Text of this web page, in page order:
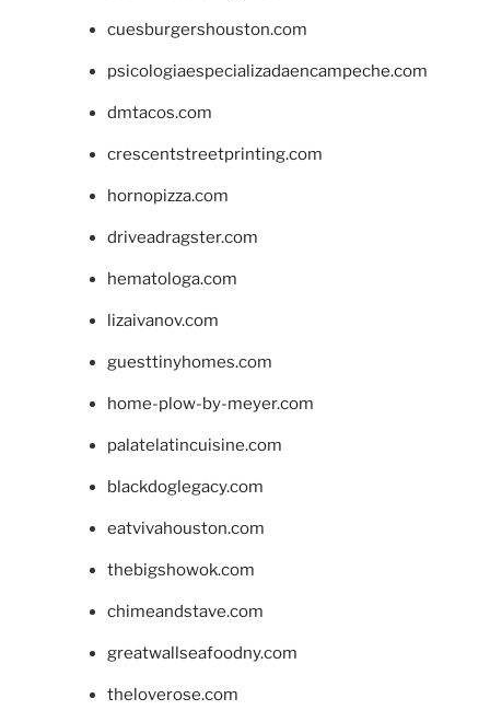
cuesburgershouston.com
psicologiaespecializadaencampeche.com
dmtacos.com
crescentstreetprinting.com
hornopizza.com
driveadragster.com
hematologa.com
lizaivanov.com
guesttinyhomes.com
home-plow-by-meyer.com
palatelatincuisine.com
blackdoglegacy.com
eatvivahouston.com
thebigshowok.com
chimeandstave.com
greatwallseafoodny.com
theloverose.com